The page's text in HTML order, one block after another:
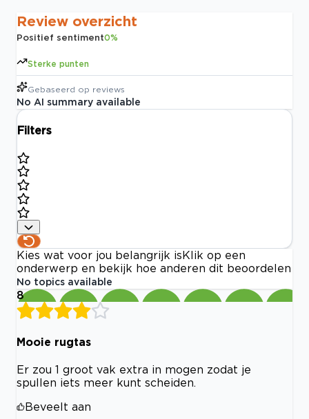
Review overzicht
Positief sentiment0%
Sterke punten
Gebaseerd op reviews
No AI summary available
Filters
Kies wat voor jou belangrijk is Klik op een
onderwerp en bekijk hoe anderen dit beoordelen
No topics available
8
Mooie rugtas
Er zou 1 groot vak extra in mogen zodat je
spullen iets meer kunt scheiden.
Beveelt aan